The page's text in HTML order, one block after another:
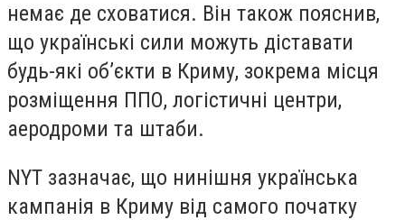
немає де сховатися. Він також пояснив,
що українські сили можуть діставати
будь-які об’єкти в Криму, зокрема місця
розміщення ППО, логістичні центри,
аеродроми та штаби.
NYT зазначає, що нинішня українська
кампанія в Криму від самого початку